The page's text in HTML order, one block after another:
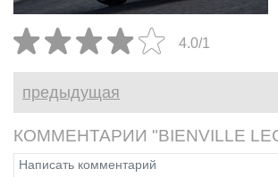
Ténéré ES, FJR1300ES, Star
Venture, а также XMAX
продолжают выпускаться на
2021 модельный год.
4.0/1
предыдущая
КОММЕНТАРИИ "BIENVILLE